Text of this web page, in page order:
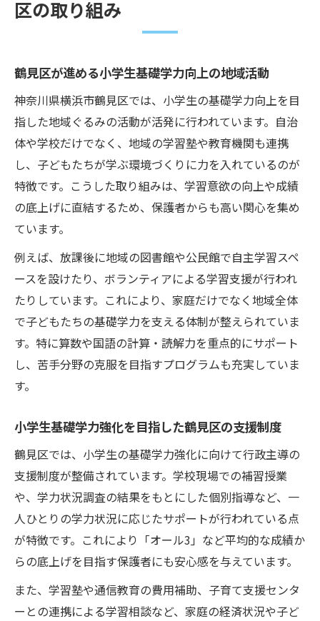
区の取り組み
鶴見区が進める小学生基礎学力向上の地域活動
神奈川県横浜市鶴見区では、小学生の基礎学力向上を目
指した地域ぐるみの活動が活発に行われています。自治
体や学校だけでなく、地域の学習塾や教育機関も連携
し、子どもたちが学ぶ環境づくりに力を入れているのが
特徴です。こうした取り組みは、学習意欲の向上や成績
の底上げに直結するため、保護者からも高い関心を集め
ています。
例えば、放課後に地域の図書館や公民館で自主学習スペ
ースを設けたり、ボランティアによる学習支援が行われ
たりしています。これにより、家庭だけでなく地域全体
で子どもたちの基礎学力を支える体制が整えられていま
す。特に算数や国語の計算・読解力を重点的にサポート
し、苦手分野の克服を目指すプログラムも充実していま
す。
小学生基礎学力強化を目指した鶴見区の支援制度
鶴見区では、小学生の基礎学力強化に向けて行政主導の
支援制度が整備されています。学校現場での補習授業
や、学力状況調査の結果をもとにした個別指導など、一
人ひとりの学力状況に応じたサポートが行われている点
が特徴です。これにより「オール3」など平均的な成績か
らの底上げを目指す保護者にも安心感を与えています。
また、学習塾や通信教育の費用補助、子育て支援センタ
ーとの連携による学習相談など、家庭の経済状況や子ど